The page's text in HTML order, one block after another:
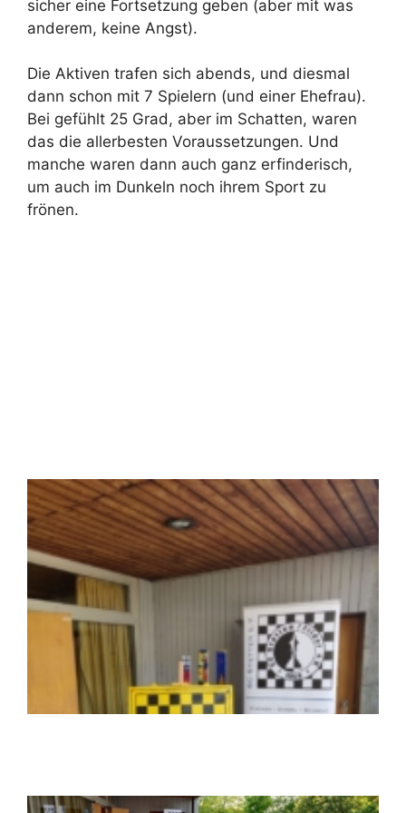
sicher eine Fortsetzung geben (aber mit was
anderem, keine Angst).
Die Aktiven trafen sich abends, und diesmal
dann schon mit 7 Spielern (und einer Ehefrau).
Bei gefühlt 25 Grad, aber im Schatten, waren
das die allerbesten Voraussetzungen. Und
manche waren dann auch ganz erfinderisch,
um auch im Dunkeln noch ihrem Sport zu
frönen.